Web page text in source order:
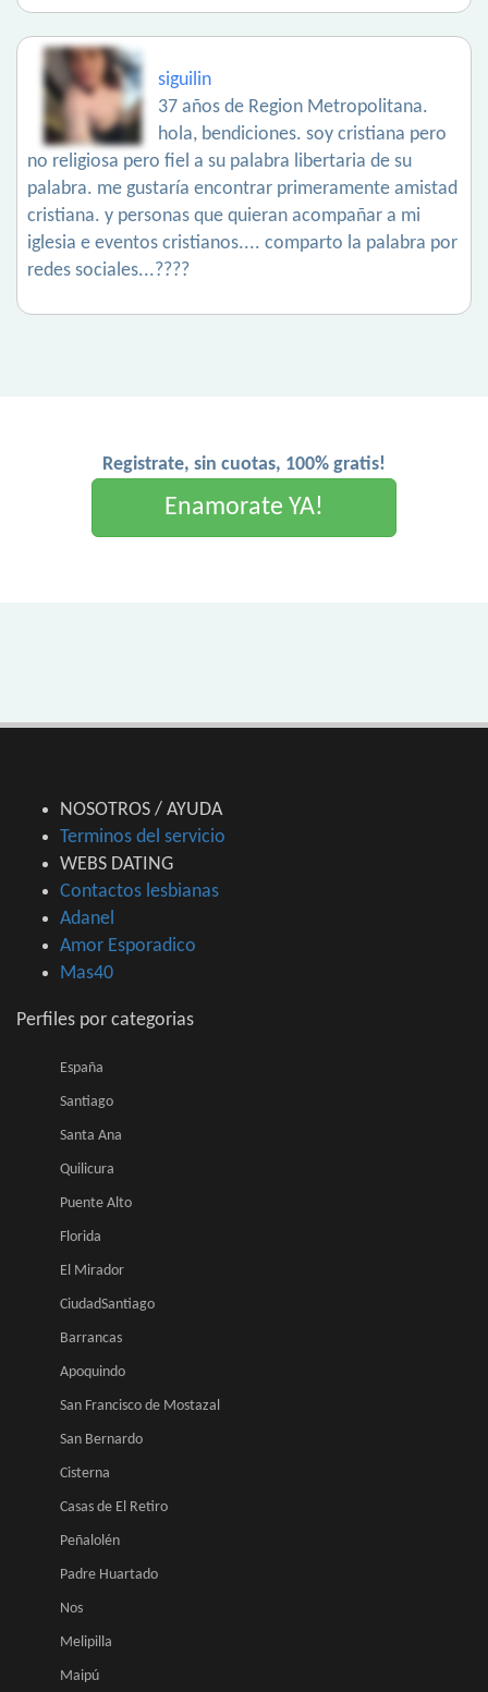
siguilin
37 años de Region Metropolitana.
hola, bendiciones. soy cristiana pero
no religiosa pero fiel a su palabra libertaria de su
palabra. me gustaría encontrar primeramente amistad
cristiana. y personas que quieran acompañar a mi
iglesia e eventos cristianos.... comparto la palabra por
redes sociales...????
Registrate, sin cuotas, 100% gratis!
Enamorate YA!
NOSOTROS / AYUDA
Terminos del servicio
WEBS DATING
Contactos lesbianas
Adanel
Amor Esporadico
Mas40
Perfiles por categorias
España
Santiago
Santa Ana
Quilicura
Puente Alto
Florida
El Mirador
CiudadSantiago
Barrancas
Apoquindo
San Francisco de Mostazal
San Bernardo
Cisterna
Casas de El Retiro
Peñalolén
Padre Huartado
Nos
Melipilla
Maipú